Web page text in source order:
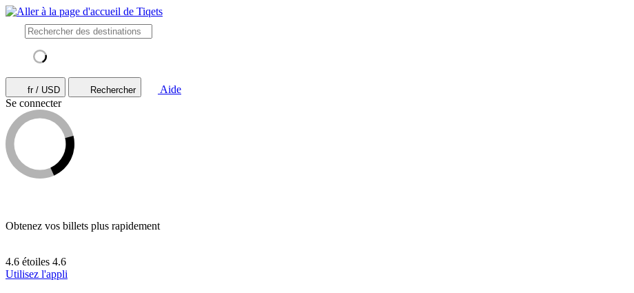
fr / USD Rechercher
Aide
Se connecter
Obtenez vos billets plus rapidement
4.6 étoiles 4.6
Utilisez l'appli